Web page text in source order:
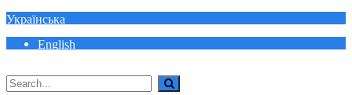
Українська
English